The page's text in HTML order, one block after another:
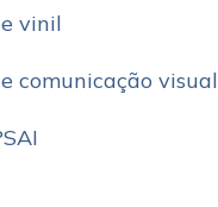
vinil
comunicação visual